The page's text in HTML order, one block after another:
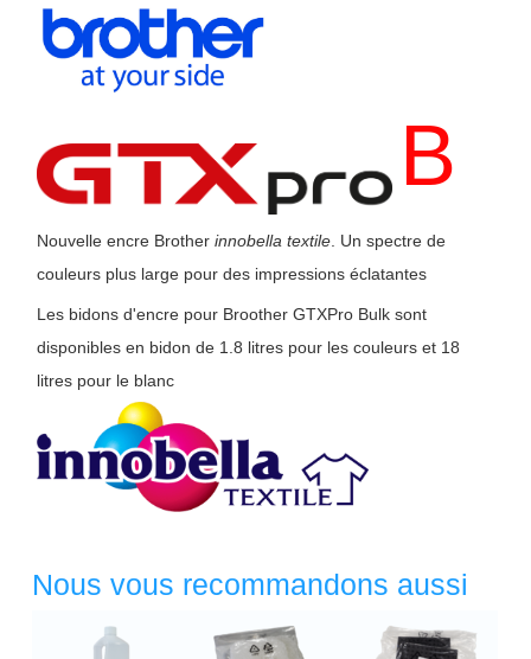
B
Nouvelle encre Brother innobella textile . Un spectre de
couleurs plus large pour des impressions éclatantes
Les bidons d'encre pour Broother GTXPro Bulk sont
disponibles en bidon de 1.8 litres pour les couleurs et 18
litres pour le blanc
Nous vous recommandons aussi